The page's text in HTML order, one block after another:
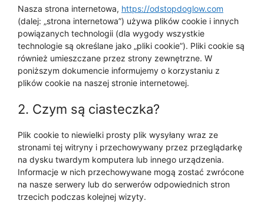
Nasza strona internetowa, https://odstopdoglow.com
(dalej: „strona internetowa”) używa plików cookie i innych
powiązanych technologii (dla wygody wszystkie
technologie są określane jako „pliki cookie”). Pliki cookie są
również umieszczane przez strony zewnętrzne. W
poniższym dokumencie informujemy o korzystaniu z
plików cookie na naszej stronie internetowej.
2. Czym są ciasteczka?
Plik cookie to niewielki prosty plik wysyłany wraz ze
stronami tej witryny i przechowywany przez przeglądarkę
na dysku twardym komputera lub innego urządzenia.
Informacje w nich przechowywane mogą zostać zwrócone
na nasze serwery lub do serwerów odpowiednich stron
trzecich podczas kolejnej wizyty.